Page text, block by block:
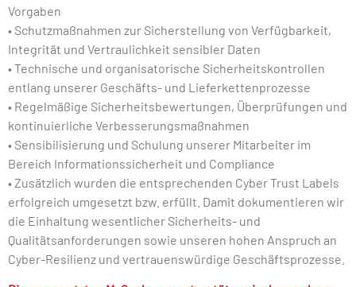
Vorgaben
• Schutzmaßnahmen zur Sicherstellung von Verfügbarkeit,
Integrität und Vertraulichkeit sensibler Daten
• Technische und organisatorische Sicherheitskontrollen
entlang unserer Geschäfts- und Lieferkettenprozesse
• Regelmäßige Sicherheitsbewertungen, Überprüfungen und
kontinuierliche Verbesserungsmaßnahmen
• Sensibilisierung und Schulung unserer Mitarbeiter im
Bereich Informationssicherheit und Compliance
• Zusätzlich wurden die entsprechenden Cyber Trust Labels
erfolgreich umgesetzt bzw. erfüllt. Damit dokumentieren wir
die Einhaltung wesentlicher Sicherheits- und
Qualitätsanforderungen sowie unseren hohen Anspruch an
Cyber-Resilienz und vertrauenswürdige Geschäftsprozesse.